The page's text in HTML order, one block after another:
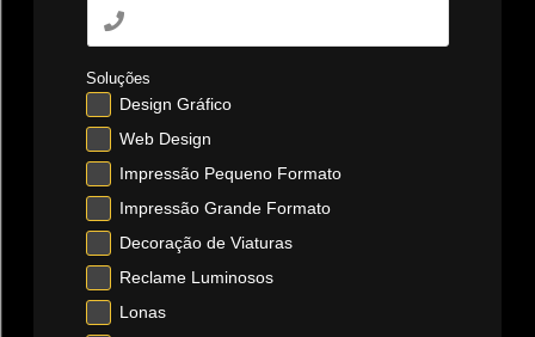
Soluções
Design Gráfico
Web Design
Impressão Pequeno Formato
Impressão Grande Formato
Decoração de Viaturas
Reclame Luminosos
Lonas